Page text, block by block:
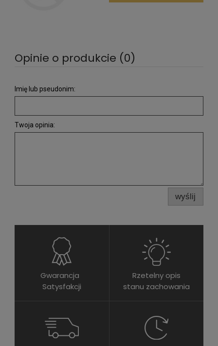
Opinie o produkcie (0)
Imię lub pseudonim:
Twoja opinia:
wyślij
Gwarancja
Satysfakcji
Rzetelny opis
stanu zachowania